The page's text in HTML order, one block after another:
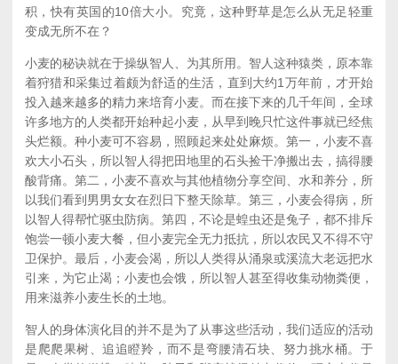
积，快有英国的10倍大小。究竟，这种野草是怎么从无足轻重
变成无所不在？
小麦的秘诀就在于操纵智人、为其所用。智人这种猿类，原本靠
着狩猎和采集过着颇为舒适的生活，直到大约1万年前，才开始
投入越来越多的精力来培育小麦。而在接下来的几千年间，全球
许多地方的人类都开始种起小麦，从早到晚只忙这件事就已经焦
头烂额。种小麦可不容易，照顾起来处处麻烦。第一，小麦不喜
欢大小石头，所以智人得把田地里的石头捡干净搬出去，搞得腰
酸背痛。第二，小麦不喜欢与其他植物分享空间、水和养分，所
以我们看到男男女女在烈日下整天除草。第三，小麦会得病，所
以智人得帮忙驱虫防病。第四，不论是蝗虫还是兔子，都不排斥
饱尝一顿小麦大餐，但小麦完全无力抵抗，所以农民又不得不守
卫保护。最后，小麦会渴，所以人类得从涌泉或溪流大老远把水
引来，为它止渴；小麦也会饿，所以智人甚至得收集动物粪便，
用来滋养小麦生长的土地。
智人的身体演化目的并不是为了从事这些活动，我们适应的活动
是爬爬果树、追追瞪羚，而不是弯腰清石块、努力挑水桶。于